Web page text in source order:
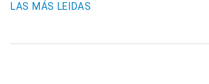
LAS MÁS LEIDAS